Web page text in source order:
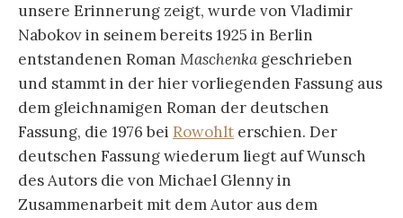
unsere Erinnerung zeigt, wurde von Vladimir
Nabokov in seinem bereits 1925 in Berlin
entstandenen Roman Maschenka geschrieben
und stammt in der hier vorliegenden Fassung aus
dem gleichnamigen Roman der deutschen
Fassung, die 1976 bei Rowohlt erschien. Der
deutschen Fassung wiederum liegt auf Wunsch
des Autors die von Michael Glenny in
Zusammenarbeit mit dem Autor aus dem